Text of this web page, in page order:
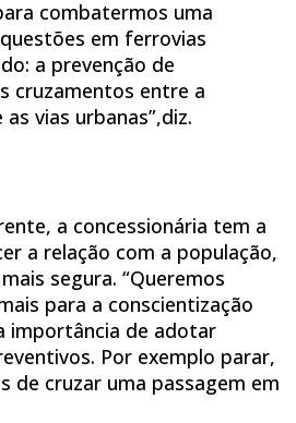
combatermos uma
em ferrovias
a prevenção de
cruzamentos entre a
vias urbanas”,diz.
a concessionária tem a
a relação com a população,
segura. “Queremos
para a conscientização
importância de adotar
Por exemplo parar,
de cruzar uma passagem em